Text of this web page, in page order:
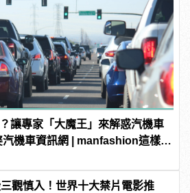
讓專家「大魔王」來解惑汽機車
汽機車資訊網 | manfashion這樣變
觀慎入！世界十大禁片電影推